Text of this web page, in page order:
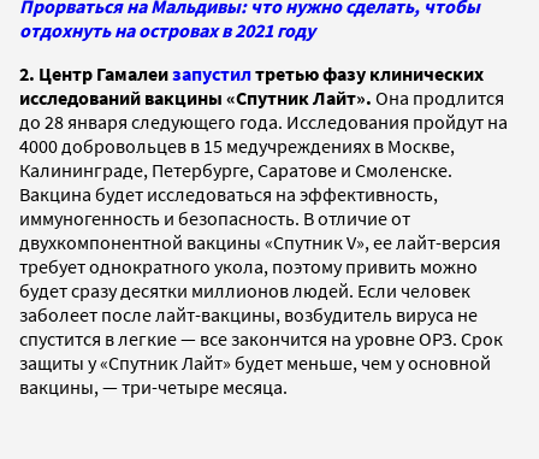
Прорваться на Мальдивы: что нужно сделать, чтобы
отдохнуть на островах в 2021 году
2. Центр Гамалеизапустилтретью фазу клинических
исследований вакцины «Спутник Лайт». Она продлится
до 28 января следующего года. Исследования пройдут на
4000 добровольцев в 15 медучреждениях в Москве,
Калининграде, Петербурге, Саратове и Смоленске.
Вакцина будет исследоваться на эффективность,
иммуногенность и безопасность. В отличие от
двухкомпонентной вакцины «Спутник V», ее лайт-версия
требует однократного укола, поэтому привить можно
будет сразу десятки миллионов людей. Если человек
заболеет после лайт-вакцины, возбудитель вируса не
спустится в легкие — все закончится на уровне ОРЗ. Срок
защиты у «Спутник Лайт» будет меньше, чем у основной
вакцины, — три-четыре месяца.